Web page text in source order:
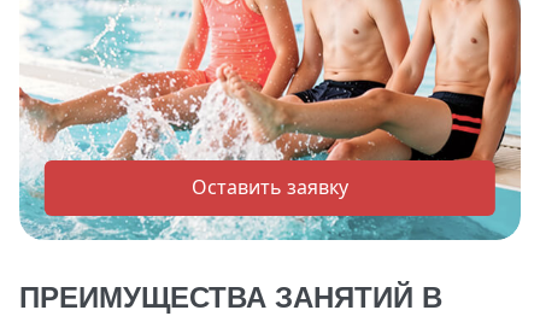
Оставить заявку
ПРЕИМУЩЕСТВА ЗАНЯТИЙ В